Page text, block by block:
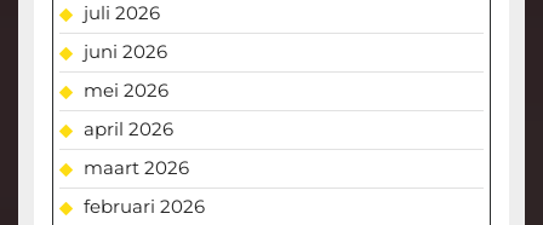
juli 2026
juni 2026
mei 2026
april 2026
maart 2026
februari 2026